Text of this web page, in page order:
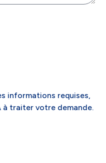
informations requises,
à traiter votre demande.